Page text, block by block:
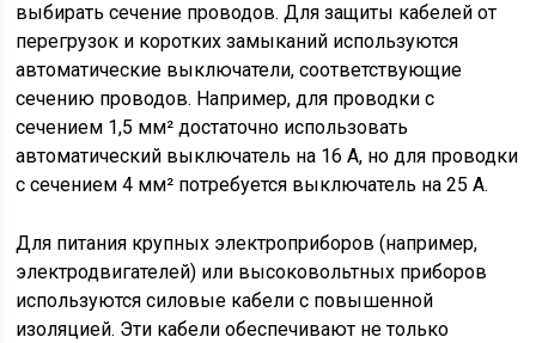
выбирать сечение проводов. Для защиты кабелей от
перегрузок и коротких замыканий используются
автоматические выключатели, соответствующие
сечению проводов. Например, для проводки с
сечением 1,5 мм² достаточно использовать
автоматический выключатель на 16 А, но для проводки
с сечением 4 мм² потребуется выключатель на 25 А.
Для питания крупных электроприборов (например,
электродвигателей) или высоковольтных приборов
используются силовые кабели с повышенной
изоляцией. Эти кабели обеспечивают не только